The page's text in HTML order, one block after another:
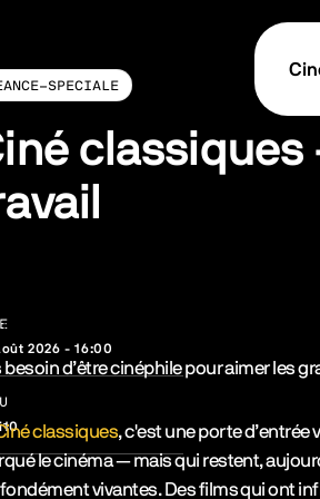
SPECIALE
classiques
2026 - 16:00
TICKET / RÉSERVER
de l’événement
besoin d’être cinéphile pour aimer les
classiques, c'est une porte
le cinéma — mais qui restent,
vivantes. Des films qui ont